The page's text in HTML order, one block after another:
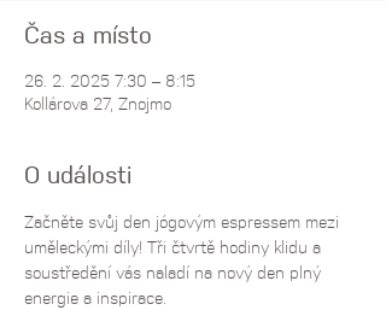
Čas a místo
26. 2. 2025 7:30 – 8:15
Kollárova 27, Znojmo
O události
Začněte svůj den jógovým espressem mezi
uměleckými díly! Tři čtvrtě hodiny klidu a
soustředění vás naladí na nový den plný
energie a inspirace.